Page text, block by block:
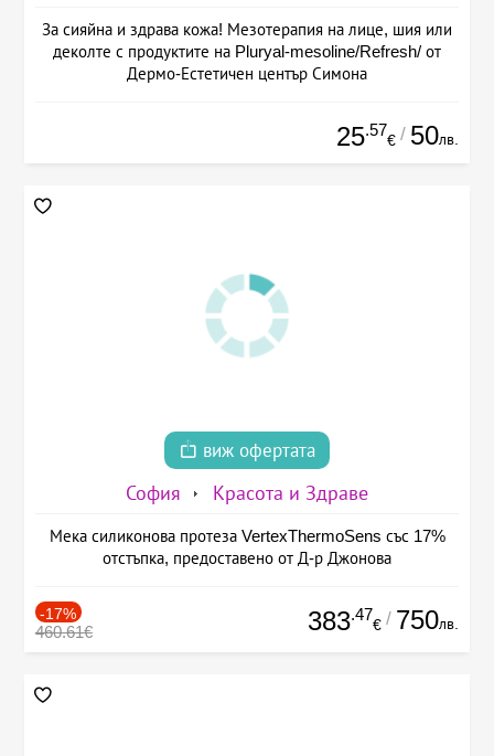
За сияйна и здрава кожа! Мезотерапия на лице, шия или
деколте с продуктите на Pluryal-mesoline/Refresh/ от
Дермо-Естетичен център Симона
25.57
€ / 50лв.
виж офертата
София Красота и Здраве
Мека силиконова протеза VertexThermoSens със 17%
отстъпка, предоставено от Д-р Джонова
-17%
460.61€ 383.47
€ / 750лв.